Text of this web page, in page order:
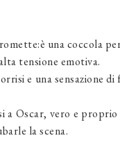
una coccola
tensione emotiva.
e una sensazione
a Oscar, vero e
la scena.